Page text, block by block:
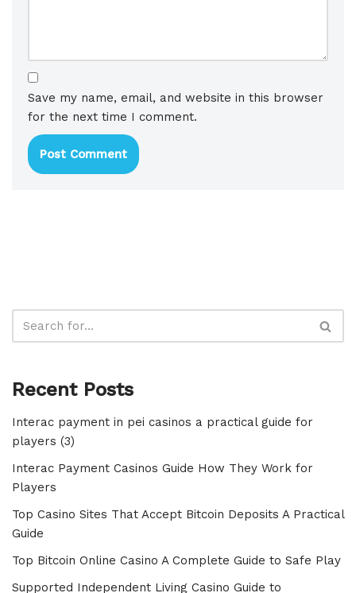
Save my name, email, and website in this browser
for the next time I comment.
Recent Posts
Interac payment in pei casinos a practical guide for
players (3)
Interac Payment Casinos Guide How They Work for
Players
Top Casino Sites That Accept Bitcoin Deposits A Practical
Guide
Top Bitcoin Online Casino A Complete Guide to Safe Play
Supported Independent Living Casino Guide to